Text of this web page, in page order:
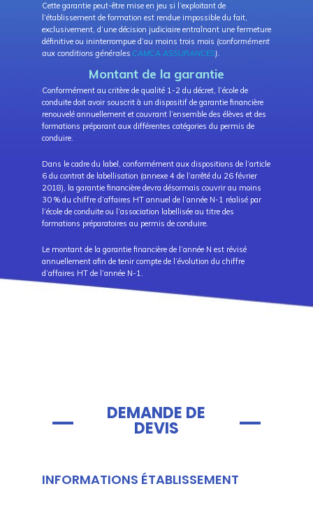
Cette garantie peut-être mise en jeu si l’exploitant de
l’établissement de formation est rendue impossible du fait,
exclusivement, d’une décision judiciaire entraînant une fermeture
définitive ou ininterrompue d’au moins trois mois (conformément
aux conditions générales CAMCA ASSURANCES).
Montant de la garantie
Conformément au critère de qualité 1-2 du décret, l’école de
conduite doit avoir souscrit à un dispositif de garantie financière
renouvelé annuellement et couvrant l’ensemble des élèves et des
formations préparant aux différentes catégories du permis de
conduire.
Dans le cadre du label, conformément aux dispositions de l’article
6 du contrat de labellisation (annexe 4 de l’arrêté du 26 février
2018), la garantie financière devra désormais couvrir au moins
30 % du chiffre d’affaires HT annuel de l’année N-1 réalisé par
l’école de conduite ou l’association labellisée au titre des
formations préparatoires au permis de conduire.
Le montant de la garantie financière de l’année N est révisé
annuellement afin de tenir compte de l’évolution du chiffre
d’affaires HT de l’année N-1.
DEMANDE DE
DEVIS
INFORMATIONS ÉTABLISSEMENT